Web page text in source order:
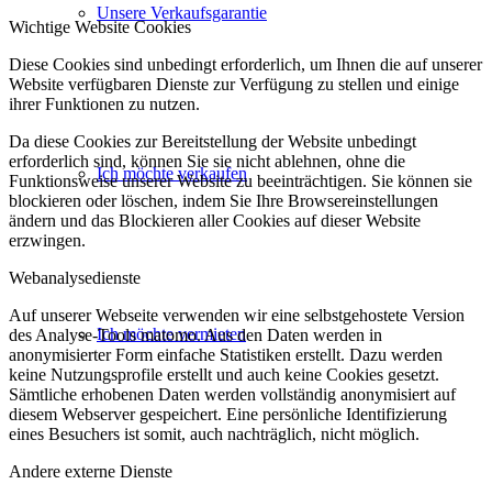
Unsere Verkaufsgarantie
Ich möchte verkaufen
Ich möchte vermieten
Wichtige Website Cookies
Diese Cookies sind unbedingt erforderlich, um Ihnen die auf unserer
Website verfügbaren Dienste zur Verfügung zu stellen und einige
ihrer Funktionen zu nutzen.
Da diese Cookies zur Bereitstellung der Website unbedingt
erforderlich sind, können Sie sie nicht ablehnen, ohne die
Funktionsweise unserer Website zu beeinträchtigen. Sie können sie
blockieren oder löschen, indem Sie Ihre Browsereinstellungen
ändern und das Blockieren aller Cookies auf dieser Website
erzwingen.
Webanalysedienste
Auf unserer Webseite verwenden wir eine selbstgehostete Version
des Analyse-Tools matomo. Aus den Daten werden in
anonymisierter Form einfache Statistiken erstellt. Dazu werden
keine Nutzungsprofile erstellt und auch keine Cookies gesetzt.
Sämtliche erhobenen Daten werden vollständig anonymisiert auf
diesem Webserver gespeichert. Eine persönliche Identifizierung
eines Besuchers ist somit, auch nachträglich, nicht möglich.
Andere externe Dienste